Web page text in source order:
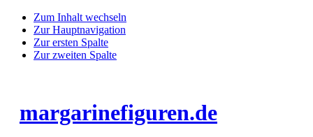
Zum Inhalt wechseln
Zur Hauptnavigation
Zur ersten Spalte
Zur zweiten Spalte
margarinefiguren.de